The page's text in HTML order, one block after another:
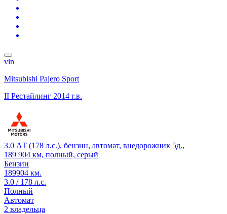
vin
Mitsubishi Pajero Sport
II Рестайлинг 2014 г.в.
3.0 АТ (178 л.с.), бензин, автомат, внедорожник 5д.,
189 904 км, полный, серый
Бензин
189904 км.
3.0 / 178 л.с.
Полный
Автомат
2 владельца